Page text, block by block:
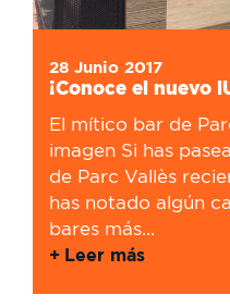
28 Junio 2017
¡Conoce el nuevo
El mítico bar de
imagen Si has
de Parc Vallès
has notado algún
bares más...
Leer más